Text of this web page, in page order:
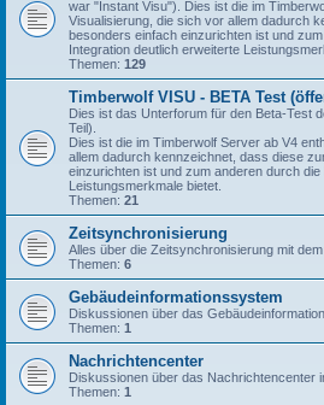
war "Instant Visu"). Dies ist die im
Visualisierung, die sich vor allem dadurch
besonders einfach einzurichten ist und
Integration deutlich erweiterte
Themen: 129
Timberwolf VISU - BETA Test
Dies ist das Unterforum für den Beta-Test
Teil).
Dies ist die im Timberwolf Server ab V4
allem dadurch kennzeichnet, dass diese
einzurichten ist und zum anderen durch
Leistungsmerkmale bietet.
Themen: 21
Zeitsynchronisierung
Alles über die Zeitsynchronisierung mit
Themen: 6
Gebäudeinformationssystem
Diskussionen über das
Themen: 1
Nachrichtencenter
Diskussionen über das Nachrichtencenter
Themen: 1